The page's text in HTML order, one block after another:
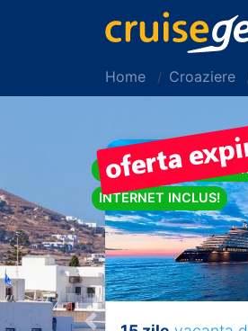
Home Croaziere
PACHET DE BAUTURI
INTERNET INCLUS!